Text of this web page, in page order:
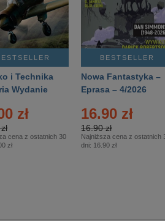
i Technika
Wydanie
zł
cena z ostatnich 30
zł
BESTSELLER
Nowa Fantastyka –
Eprasa – 4/2026
16.90 zł
16.90 zł
Najniższa cena z ostatnich
dni: 16.90 zł